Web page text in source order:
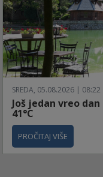
SREDA, 05.08.2026 | 08:22
Još jedan vreo
41°C
PROČITAJ VIŠE